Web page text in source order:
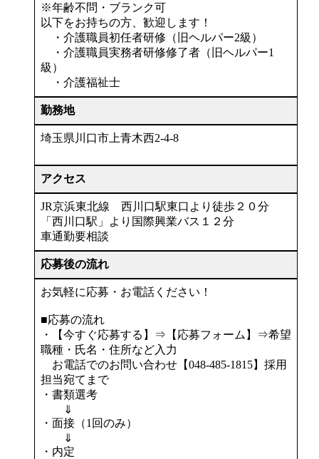
※年齢不問・ブランク可
以下をお持ちの方、歓迎します！
・介護職員初任者研修（旧ヘルパー2級）
・介護職員実務者研修修了者（旧ヘルパー1
級）
・介護福祉士
勤務地
埼玉県川口市上青木西2-4-8
アクセス
JR京浜東北線 西川口駅東口より徒歩２０分
「西川口駅」より国際興業バス１２分
車通勤要相談
応募後の流れ
お気軽に応募・お電話ください！
■応募の流れ
・【今すぐ応募する】⇒【応募フォーム】⇒希望
職種・氏名・住所など入力
お電話でのお問い合わせ【048-485-1815】採用
担当宛てまで
・書類選考
⇓
・面接（1回のみ）
⇓
・内定